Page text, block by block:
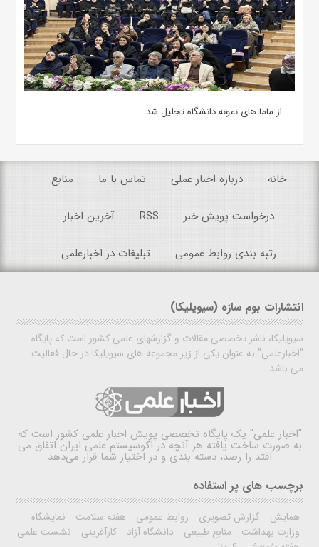
از ماما های نمونه دانشگاه تجلیل شد
خانه درباره اخبار عملی تماس با ما منابع
درخواست پویش خبر RSS آخرین اخبار
رتبه بندی روابط عمومی تبلیغات در اخبارعلمی
انتشارات بوم سازه (سیویلیکا)
سیویلیکا، ناشر تخصصی مقالات و گزارشهای علمی کشور است که پایگاه
"اخبارعلمی" به عنوان یکی از زیر مجموعه های سیویلیکا در حال فعالیت
می باشد.
"اخبار علمی" یک پایگاه تخصصی پویش اخبار علمی کشور است که
به صورت ساخت یافته هر آنچه در اکوسیستم علمی ایران اتفاق می
افتد را رصد، دسته بندی و در اختیار شما قرار می‌دهد
برچسب های پر استفاده
همایش گزارش تصویری روابط عمومی هفته سلامت
نمایشگاه
وزارت بهداشت
منابع طبیعی دانشگاه آزاد کارآفرینی
نشست علمی